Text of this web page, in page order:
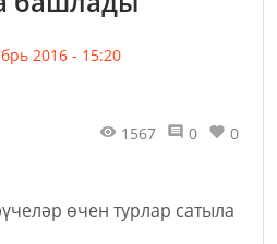
2016 - 15:20
1567 0 0